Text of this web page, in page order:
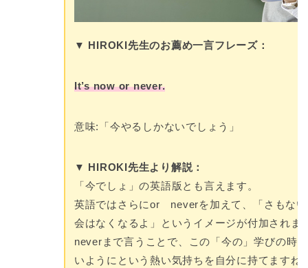
▼ HIROKI先生のお薦め一言フレーズ：
It’s now or never.
意味:「今やるしかないでしょう」
▼ HIROKI先生より解説：
「今でしょ」の英語版とも言えます。
英語ではさらにor neverを加えて、「さもな
会はなくなるよ」というイメージが付加されま
neverまで言うことで、この「今の」学びの時
いようにという熱い気持ちを自分に持てますね